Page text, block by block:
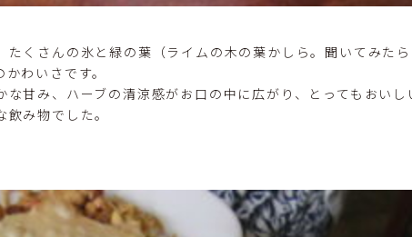
たくさんの氷と緑の葉（ライムの木の葉かしら。聞いてみた
わいさです。
甘み、ハーブの清涼感がお口の中に広がり、とってもおい
み物でした。